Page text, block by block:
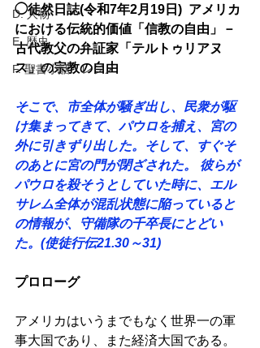
D. 人物
E. 歴史
F. 聖書小話・レジメ
◯徒然日誌(令和7年2月19日)  アメリカ
における伝統的価値「信教の自由」－
古代教父の弁証家「テルトゥリアヌ
ス」の宗教の自由
そこで、市全体が騒ぎ出し、民衆が駆
け集まってきて、パウロを捕え、宮の
外に引きずり出した。そして、すぐそ
のあとに宮の門が閉ざされた。 彼らが
パウロを殺そうとしていた時に、エル
サレム全体が混乱状態に陥っていると
の情報が、守備隊の千卒長にとどい
た。(使徒行伝21.30～31)
プロローグ
アメリカはいうまでもなく世界一の軍
事大国であり、また経済大国である。